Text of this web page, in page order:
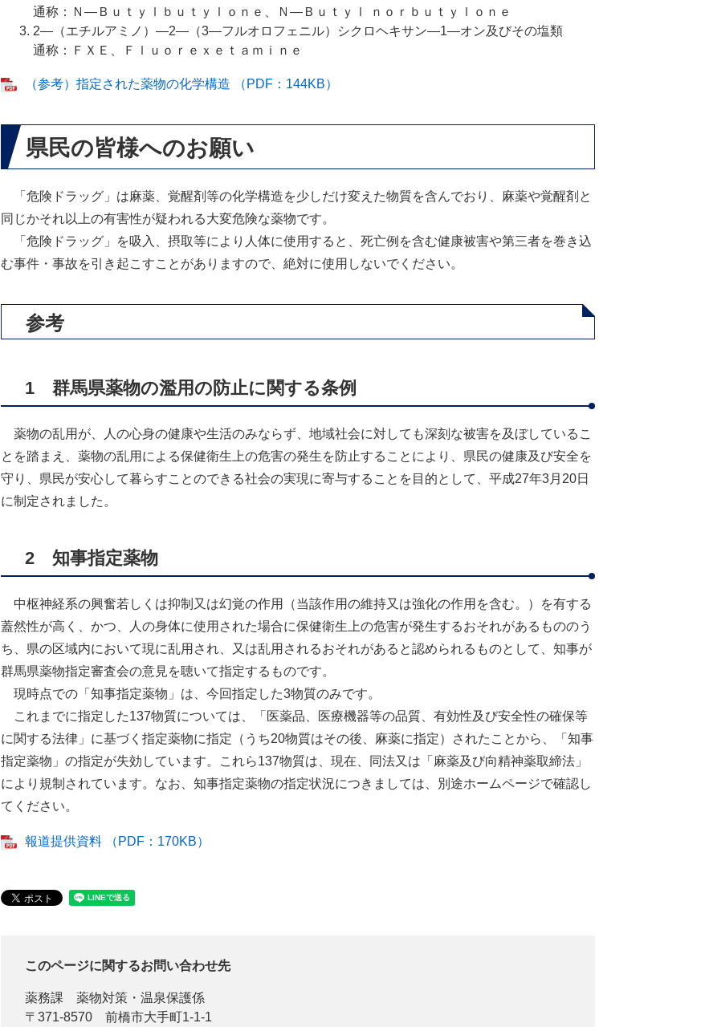
通称：Ｎ―Ｂｕｔｙｌｂｕｔｙｌｏｎｅ、Ｎ―Ｂｕｔｙｌ ｎｏｒｂｕｔｙｌｏｎｅ
2―（エチルアミノ）―2―（3―フルオロフェニル）シクロヘキサン―1―オン及びその塩類
通称：ＦＸＥ、Ｆｌｕｏｒｅｘｅｔａｍｉｎｅ
（参考）指定された薬物の化学構造 （PDF：144KB）
県民の皆様へのお願い
「危険ドラッグ」は麻薬、覚醒剤等の化学構造を少しだけ変えた物質を含んでおり、麻薬や覚醒剤と
同じかそれ以上の有害性が疑われる大変危険な薬物です。
「危険ドラッグ」を吸入、摂取等により人体に使用すると、死亡例を含む健康被害や第三者を巻き込
む事件・事故を引き起こすことがありますので、絶対に使用しないでください。
参考
1 群馬県薬物の濫用の防止に関する条例
薬物の乱用が、人の心身の健康や生活のみならず、地域社会に対しても深刻な被害を及ぼしているこ
とを踏まえ、薬物の乱用による保健衛生上の危害の発生を防止することにより、県民の健康及び安全を
守り、県民が安心して暮らすことのできる社会の実現に寄与することを目的として、平成27年3月20日
に制定されました。
2 知事指定薬物
中枢神経系の興奮若しくは抑制又は幻覚の作用（当該作用の維持又は強化の作用を含む。）を有する
蓋然性が高く、かつ、人の身体に使用された場合に保健衛生上の危害が発生するおそれがあるもののう
ち、県の区域内において現に乱用され、又は乱用されるおそれがあると認められるものとして、知事が
群馬県薬物指定審査会の意見を聴いて指定するものです。
現時点での「知事指定薬物」は、今回指定した3物質のみです。
これまでに指定した137物質については、「医薬品、医療機器等の品質、有効性及び安全性の確保等
に関する法律」に基づく指定薬物に指定（うち20物質はその後、麻薬に指定）されたことから、「知事
指定薬物」の指定が失効しています。これら137物質は、現在、同法又は「麻薬及び向精神薬取締法」
により規制されています。なお、知事指定薬物の指定状況につきましては、別途ホームページで確認し
てください。
報道提供資料 （PDF：170KB）
このページに関するお問い合わせ先
薬務課
薬物対策・温泉保護係
〒371-8570
前橋市大手町1-1-1